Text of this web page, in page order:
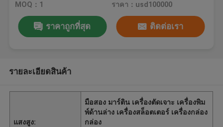
MOQ：1 ราคา：usd100000
ราคาถูกที่สุด ติดต่อเรา
รายละเอียดสินค้า
แสงสูง:
มือสอง มาร์ติน เครื่องตัดเจาะ เครื่องพิม
พ์ด้านล่าง เครื่องสล็อตเตอร์ เครื่องกล่อง
กล่อง